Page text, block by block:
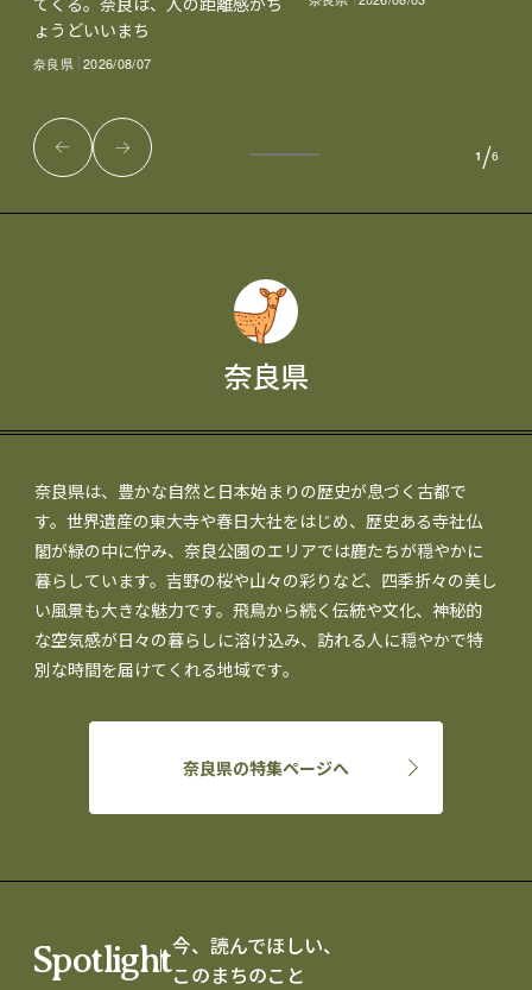
奈良県
奈良県は、豊かな自然と日本始まりの歴史が息づく古都で
す。世界遺産の東大寺や春日大社をはじめ、歴史ある寺社仏
閣が緑の中に佇み、奈良公園のエリアでは鹿たちが穏やかに
暮らしています。吉野の桜や山々の彩りなど、四季折々の美し
い風景も大きな魅力です。飛鳥から続く伝統や文化、神秘的
な空気感が日々の暮らしに溶け込み、訪れる人に穏やかで特
別な時間を届けてくれる地域です。
奈良県の特集ページへ
ょうどいいまち
奈良県 2026/08/07
1 /6
Spotlight今、読んでほしい、
このまちのこと